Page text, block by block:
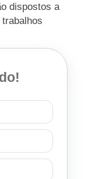
dispostos a